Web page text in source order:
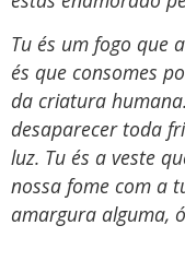
Tu és um fogo que
és que consomes
da criatura
desaparecer toda
luz. Tu és a veste
nossa fome com a
amargura alguma,